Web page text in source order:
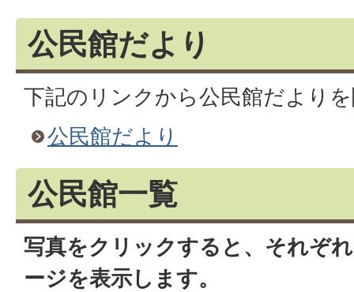
公民館だより
下記のリンクから公民館だより
公民館だより
公民館一覧
写真をクリックすると、それぞ
ージを表示します。